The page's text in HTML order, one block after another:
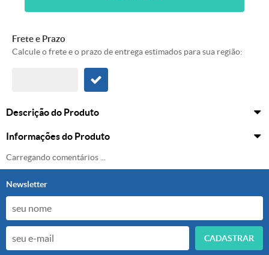
Frete e Prazo
Calcule o frete e o prazo de entrega estimados para sua região:
Descrição do Produto
Informações do Produto
Carregando comentários ...
Newsletter
CADASTRAR